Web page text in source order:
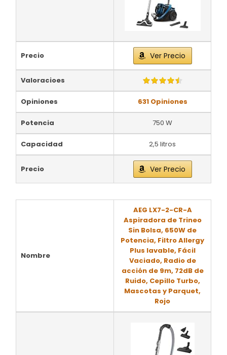
Precio Ver Precio
Valoracioes
Opiniones 631 Opiniones
Potencia 750 W
Capacidad 2,5 litros
Precio Ver Precio
Nombre
AEG LX7-2-CR-A
Aspiradora de Trineo
Sin Bolsa, 650W de
Potencia, Filtro Allergy
Plus lavable, Fácil
Vaciado, Radio de
acción de 9m, 72dB de
Ruido, Cepillo Turbo,
Mascotas y Parquet,
Rojo